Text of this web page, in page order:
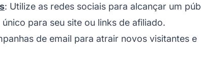
: Utilize as redes sociais para alcançar um
para seu site ou links de afiliado.
de email para atrair novos visitantes e